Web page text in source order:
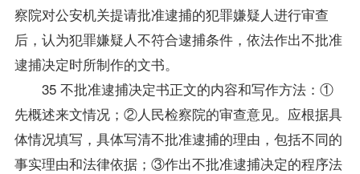
察院对公安机关提请批准逮捕的犯罪嫌疑人进行审查
后，认为犯罪嫌疑人不符合逮捕条件，依法作出不批准
逮捕决定时所制作的文书。
35 不批准逮捕决定书正文的内容和写作方法：①
先概述来文情况；②人民检察院的审查意见。应根据具
体情况填写，具体写清不批准逮捕的理由，包括不同的
事实理由和法律依据；③作出不批准逮捕决定的程序法